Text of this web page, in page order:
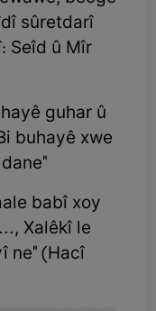
sûretdarî
Seîd û Mîr
guhar û
buhayê xwe
babî xoy
Xalêkî le
ne" (Hacî